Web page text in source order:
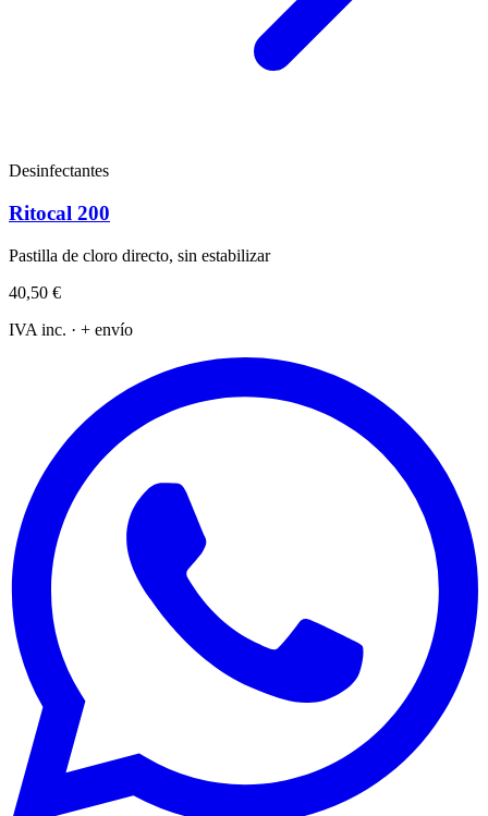
Desinfectantes
Ritocal 200
Pastilla de cloro directo, sin estabilizar
40,50 €
IVA inc. · + envío